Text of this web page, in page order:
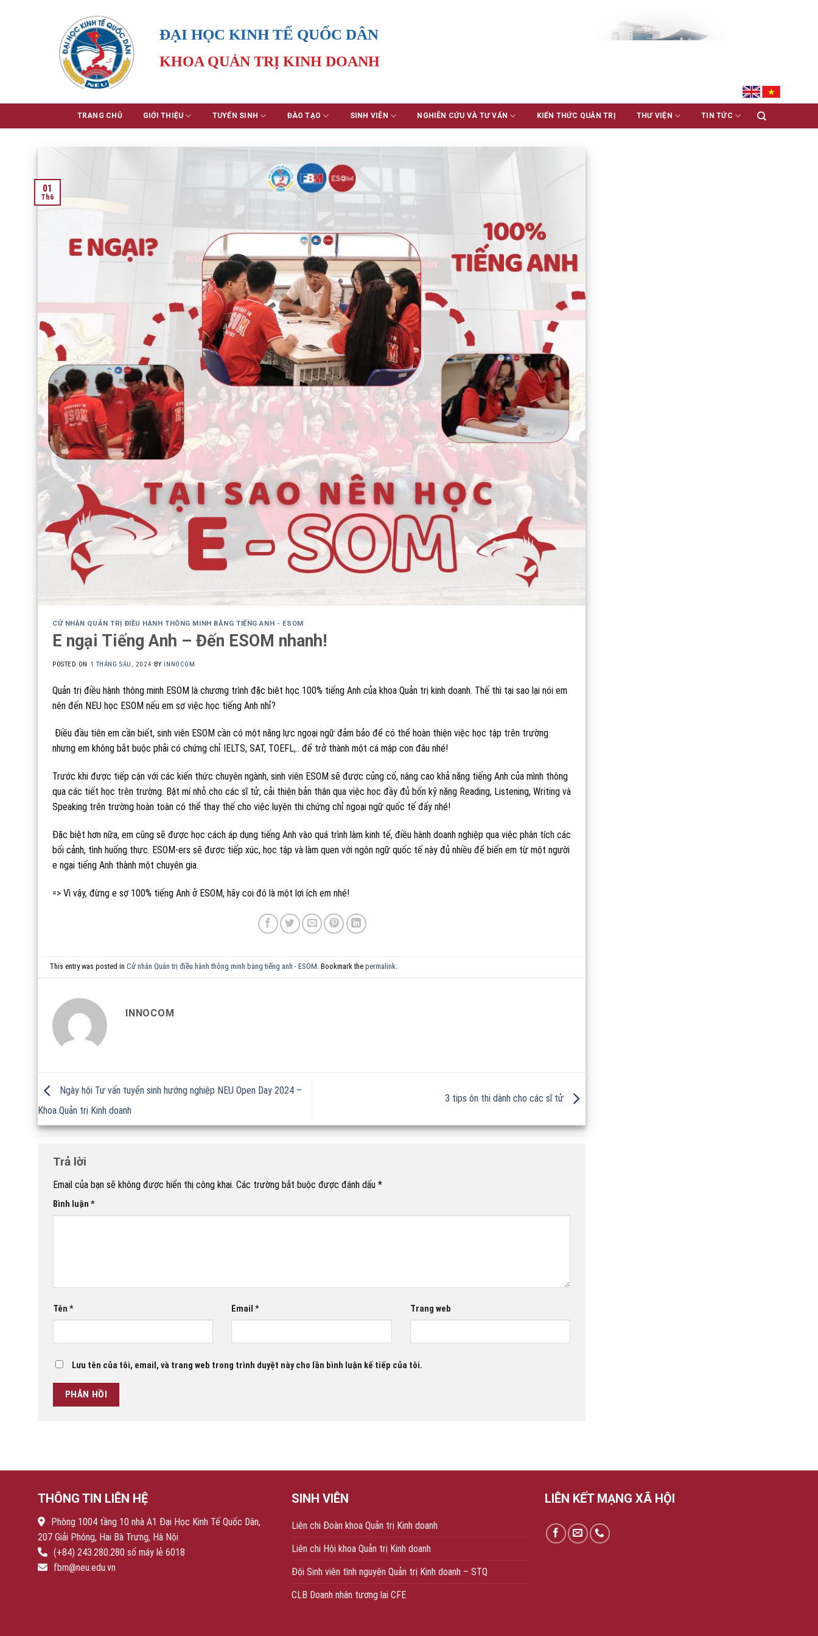
ĐẠI HỌC KINH TẾ QUỐC DÂN
KHOA QUẢN TRỊ KINH DOANH
TRANG CHỦ GIỚI THIỆU TUYỂN SINH ĐÀO TẠO SINH VIÊN NGHIÊN CỨU VÀ TƯ VẤN KIẾN THỨC QUẢN TRỊ THƯ VIỆN TIN TỨC
01
Th6
CỬ NHÂN QUẢN TRỊ ĐIỀU HÀNH THÔNG MINH BẰNG TIẾNG ANH - ESOM
E ngại Tiếng Anh – Đến ESOM nhanh!
POSTED ON 1 THÁNG SÁU, 2024 BY INNOCOM
Quản trị điều hành thông minh ESOM là chương trình đặc biệt học 100% tiếng Anh của khoa Quản trị kinh doanh. Thế thì tại sao lại nói em
nên đến NEU học ESOM nếu em sợ việc học tiếng Anh nhỉ?
Điều đầu tiên em cần biết, sinh viên ESOM cần có một năng lực ngoại ngữ đảm bảo để có thể hoàn thiện việc học tập trên trường
nhưng em không bắt buộc phải có chứng chỉ IELTS, SAT, TOEFL,.. để trở thành một cá mập con đâu nhé!
Trước khi được tiếp cận với các kiến thức chuyên ngành, sinh viên ESOM sẽ được củng cố, nâng cao khả năng tiếng Anh của mình thông
qua các tiết học trên trường. Bật mí nhỏ cho các sĩ tử, cải thiện bản thân qua việc học đầy đủ bốn kỹ năng Reading, Listening, Writing và
Speaking trên trường hoàn toàn có thể thay thế cho việc luyện thi chứng chỉ ngoại ngữ quốc tế đấy nhé!
Đặc biệt hơn nữa, em cũng sẽ được học cách áp dụng tiếng Anh vào quá trình làm kinh tế, điều hành doanh nghiệp qua việc phân tích các
bối cảnh, tình huống thực. ESOM-ers sẽ được tiếp xúc, học tập và làm quen với ngôn ngữ quốc tế này đủ nhiều để biến em từ một người
e ngại tiếng Anh thành một chuyên gia.
=> Vì vậy, đừng e sợ 100% tiếng Anh ở ESOM, hãy coi đó là một lợi ích em nhé!
This entry was posted inCử nhân Quản trị điều hành thông minh bằng tiếng anh - ESOM. Bookmark thepermalink.
INNOCOM
Ngày hội Tư vấn tuyển sinh hướng nghiệp NEU Open Day 2024 –
Khoa Quản trị Kinh doanh
3 tips ôn thi dành cho các sĩ tử
Trả lời
Email của bạn sẽ không được hiển thị công khai. Các trường bắt buộc được đánh dấu *
Bình luận *
Tên * Email* Trang web
Lưu tên của tôi, email, và trang web trong trình duyệt này cho lần bình luận kế tiếp của tôi.
THÔNG TIN LIÊN HỆ
Phòng 1004 tầng 10 nhà A1 Đại Học Kinh Tế Quốc Dân,
207 Giải Phóng, Hai Bà Trưng, Hà Nội
(+84) 243.280.280 số máy lẻ 6018
fbm@neu.edu.vn
SINH VIÊN
Liên chi Đoàn khoa Quản trị Kinh doanh
Liên chi Hội khoa Quản trị Kinh doanh
Đội Sinh viên tình nguyện Quản trị Kinh doanh – STQ
CLB Doanh nhân tương lai CFE
LIÊN KẾT MẠNG XÃ HỘI